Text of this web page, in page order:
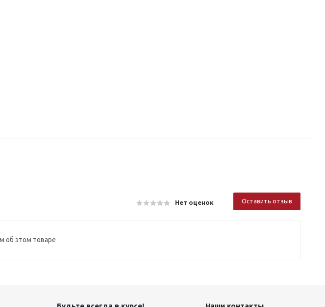
Нет оценок Оставить отзыв
об этом товаре